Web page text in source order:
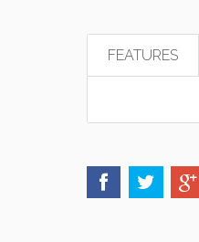
FEATURES